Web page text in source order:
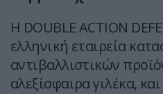
Η DOUBLE ACTION
ελληνική εταιρεία
αντιβαλλιστικών
αλεξίσφαιρα γιλέκα,